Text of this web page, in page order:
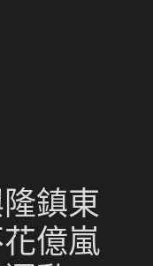
鎮東
億嵐